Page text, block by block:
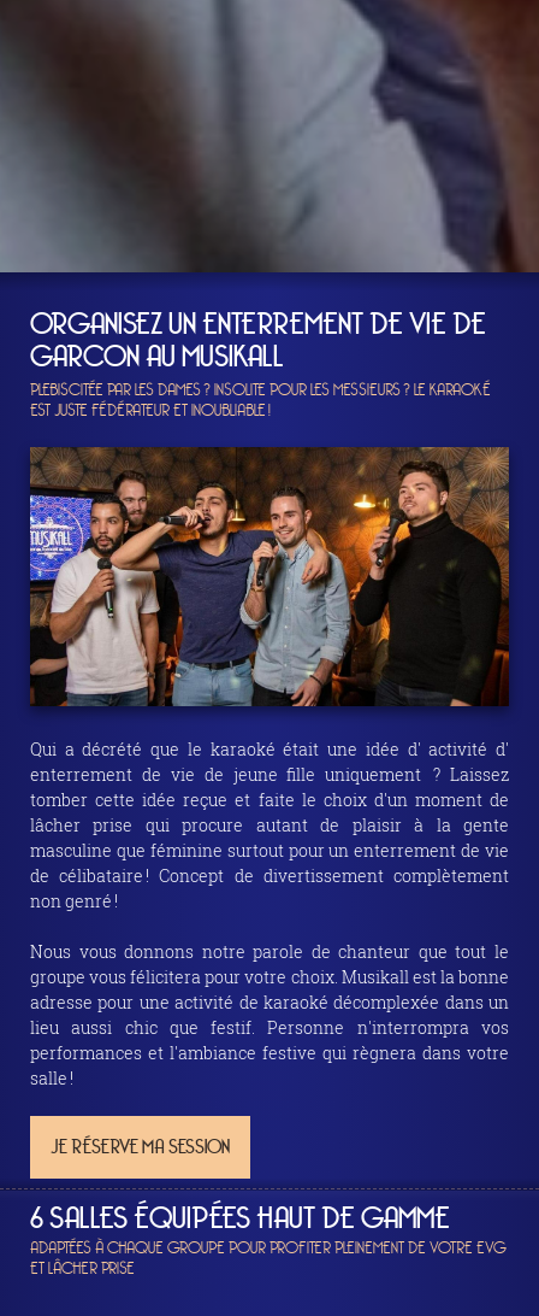
ORGANISEZ UN ENTERREMENT DE VIE DE
GARCON AU MUSIKALL
PLEBISCITÉE PAR LES DAMES ? INSOLITE POUR LES MESSIEURS ? LE KARAOKÉ
EST JUSTE FÉDÉRATEUR ET INOUBLIABLE !
Qui a décrété que le karaoké était une idée d' activité d'
enterrement de vie de jeune fille uniquement ? Laissez
tomber cette idée reçue et faite le choix d'un moment de
lâcher prise qui procure autant de plaisir à la gente
masculine que féminine surtout pour un enterrement de vie
de célibataire ! Concept de divertissement complètement
non genré !
Nous vous donnons notre parole de chanteur que tout le
groupe vous félicitera pour votre choix. Musikall est la bonne
adresse pour une activité de karaoké décomplexée dans un
lieu aussi chic que festif. Personne n'interrompra vos
performances et l'ambiance festive qui règnera dans votre
salle !
JE RÉSERVE MA SESSION
6 SALLES ÉQUIPÉES HAUT DE GAMME
ADAPTÉES À CHAQUE GROUPE POUR PROFITER PLEINEMENT DE VOTRE EVG
ET LÂCHER PRISE